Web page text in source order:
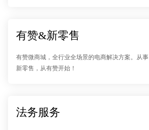
有赞&新零售
有赞微商城，全行业全场景的电商解决方案。从事
新零售，从有赞开始！
法务服务